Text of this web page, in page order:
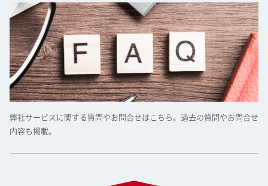
弊社サービスに関する質問やお問合せはこちら。過去の質問やお問合せ
内容も掲載。